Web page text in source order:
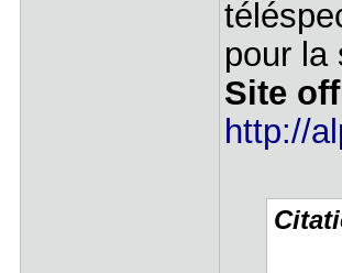
pour la
Site
http://